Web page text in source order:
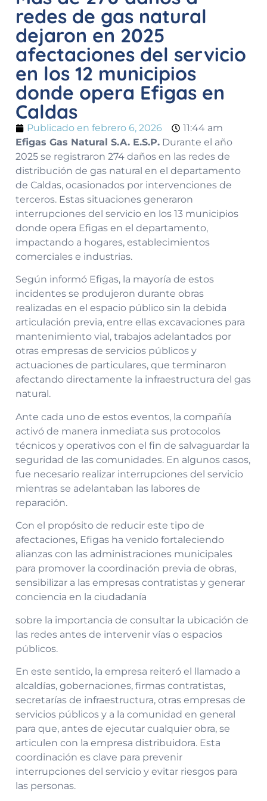
redes de gas natural
dejaron en 2025
afectaciones del servicio
en los 12 municipios
donde opera Efigas en
Caldas
Publicado en febrero 6, 2026
11:44 am
Efigas Gas Natural S.A. E.S.P. Durante el año
2025 se registraron 274 daños en las redes de
distribución de gas natural en el departamento
de Caldas, ocasionados por intervenciones de
terceros. Estas situaciones generaron
interrupciones del servicio en los 13 municipios
donde opera Efigas en el departamento,
impactando a hogares, establecimientos
comerciales e industrias.
Según informó Efigas, la mayoría de estos
incidentes se produjeron durante obras
realizadas en el espacio público sin la debida
articulación previa, entre ellas excavaciones para
mantenimiento vial, trabajos adelantados por
otras empresas de servicios públicos y
actuaciones de particulares, que terminaron
afectando directamente la infraestructura del gas
natural.
Ante cada uno de estos eventos, la compañía
activó de manera inmediata sus protocolos
técnicos y operativos con el fin de salvaguardar la
seguridad de las comunidades. En algunos casos,
fue necesario realizar interrupciones del servicio
mientras se adelantaban las labores de
reparación.
Con el propósito de reducir este tipo de
afectaciones, Efigas ha venido fortaleciendo
alianzas con las administraciones municipales
para promover la coordinación previa de obras,
sensibilizar a las empresas contratistas y generar
conciencia en la ciudadanía
sobre la importancia de consultar la ubicación de
las redes antes de intervenir vías o espacios
públicos.
En este sentido, la empresa reiteró el llamado a
alcaldías, gobernaciones, firmas contratistas,
secretarías de infraestructura, otras empresas de
servicios públicos y a la comunidad en general
para que, antes de ejecutar cualquier obra, se
articulen con la empresa distribuidora. Esta
coordinación es clave para prevenir
interrupciones del servicio y evitar riesgos para
las personas.